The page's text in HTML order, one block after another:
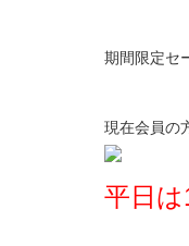
期間限定セ
現在会員の
平日